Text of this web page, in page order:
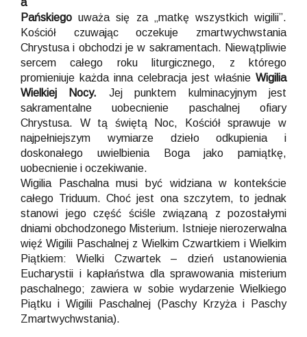
Pańskiego uważa się za „matkę wszystkich wigilii”.
Kościół czuwając oczekuje zmartwychwstania
Chrystusa i obchodzi je w sakramentach. Niewątpliwie
sercem całego roku liturgicznego, z którego
promieniuje każda inna celebracja jest właśnie Wigilia
Wielkiej Nocy. Jej punktem kulminacyjnym jest
sakramentalne uobecnienie paschalnej ofiary
Chrystusa. W tą świętą Noc, Kościół sprawuje w
najpełniejszym wymiarze dzieło odkupienia i
doskonałego uwielbienia Boga jako pamiątkę,
uobecnienie i oczekiwanie.
Wigilia Paschalna musi być widziana w kontekście
całego Triduum. Choć jest ona szczytem, to jednak
stanowi jego część ściśle związaną z pozostałymi
dniami obchodzonego Misterium. Istnieje nierozerwalna
więź Wigilii Paschalnej z Wielkim Czwartkiem i Wielkim
Piątkiem: Wielki Czwartek – dzień ustanowienia
Eucharystii i kapłaństwa dla sprawowania misterium
paschalnego; zawiera w sobie wydarzenie Wielkiego
Piątku i Wigilii Paschalnej (Paschy Krzyża i Paschy
Zmartwychwstania).